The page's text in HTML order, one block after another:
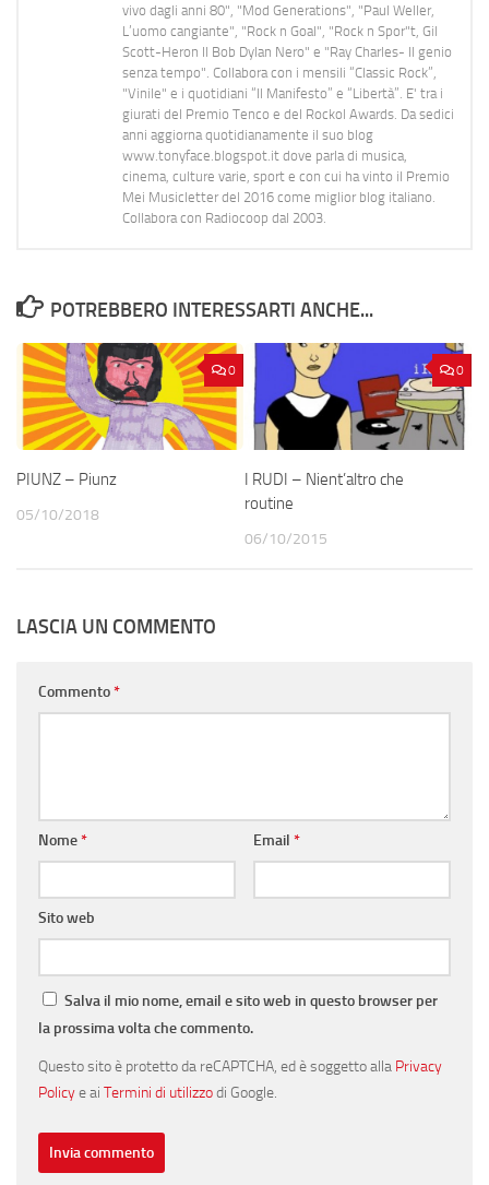
vivo dagli anni 80", "Mod Generations", "Paul Weller,
L’uomo cangiante", "Rock n Goal", "Rock n Spor"t, Gil
Scott-Heron Il Bob Dylan Nero" e "Ray Charles- Il genio
senza tempo". Collabora con i mensili “Classic Rock”,
"Vinile" e i quotidiani “Il Manifesto” e “Libertà”. E' tra i
giurati del Premio Tenco e del Rockol Awards. Da sedici
anni aggiorna quotidianamente il suo blog
www.tonyface.blogspot.it dove parla di musica,
cinema, culture varie, sport e con cui ha vinto il Premio
Mei Musicletter del 2016 come miglior blog italiano.
Collabora con Radiocoop dal 2003.
POTREBBERO INTERESSARTI ANCHE...
0
PIUNZ – Piunz
05/10/2018
0
I RUDI – Nient’altro che
routine
06/10/2015
LASCIA UN COMMENTO
Commento*
Nome* Email *
Sito web
Salva il mio nome, email e sito web in questo browser per
la prossima volta che commento.
Questo sito è protetto da reCAPTCHA, ed è soggetto alla Privacy
Policye ai Termini di utilizzodi Google.